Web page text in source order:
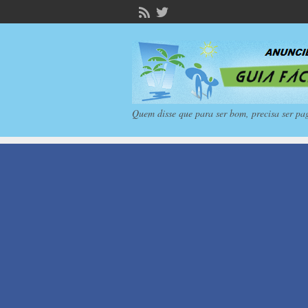
Quem disse que para ser bom, precisa ser